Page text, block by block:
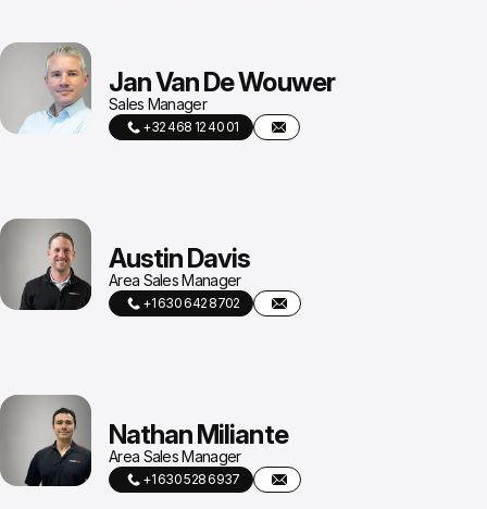
Jan Van De Wouwer
Sales Manager
+32 468 12 40 01
Austin Davis
Area Sales Manager
+1 630 642 8702
Nathan Miliante
Area Sales Manager
+1 630 528 6937